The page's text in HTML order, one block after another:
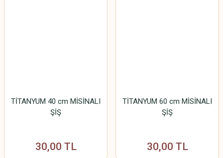
TİTANYUM 40 cm MİSİNALI
ŞİŞ
30,00 TL
TİTANYUM 60 cm MİSİNALI
ŞİŞ
30,00 TL